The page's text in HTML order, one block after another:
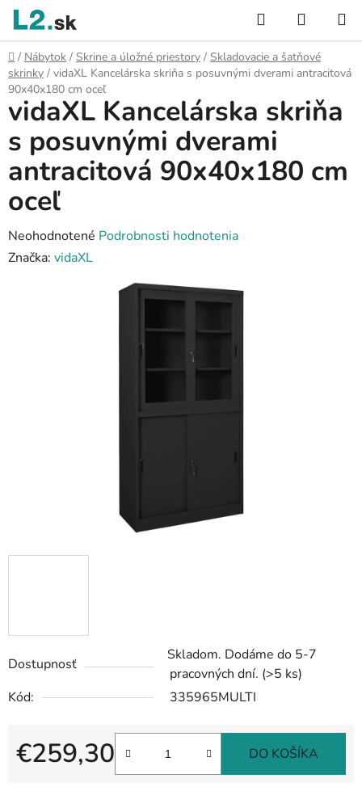
Prejsť
obsah
Hľadať
KOŠÍK
Domov
/ Nábytok / Skrine a úložné priestory / Skladovacie a šatňové
skrinky / vidaXL Kancelárska skriňa s posuvnými dverami antracitová
90x40x180 cm oceľ
Dostupnosť
Skladom. Dodáme do 5-7
pracovných dní. (>5 ks)
Kód:
335965MULTI
€259,30 DO KOŠÍKA
vidaXL Kancelárska skriňa
s posuvnými dverami
antracitová 90x40x180 cm
oceľ
Priemerné
hodnotenie
Neohodnotené Podrobnosti hodnotenia
Značka: vidaXL